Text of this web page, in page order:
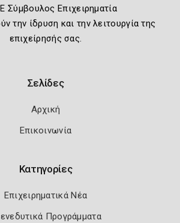
Σύμβουλος Επιχειρηματία
την ίδρυση και την λειτουργία της
επιχείρησής σας.
Σελίδες
Αρχική
Επικοινωνία
Κατηγορίες
Επιχειρηματικά Νέα
Προγράμματα